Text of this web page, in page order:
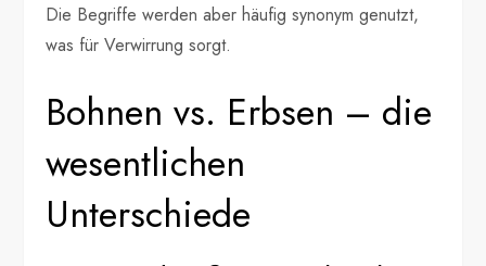
Die Begriffe werden aber häufig synonym genutzt,
was für Verwirrung sorgt.
Bohnen vs. Erbsen – die
wesentlichen
Unterschiede